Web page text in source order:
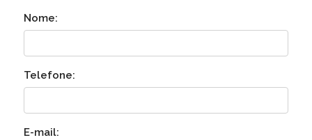
Nome:
Telefone:
E-mail: